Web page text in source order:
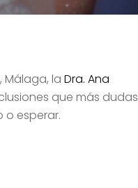
Málaga, laDra. Ana
que más dudas
o esperar.